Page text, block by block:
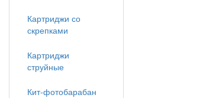
Картриджи со
скрепками
Картриджи
струйные
Кит-фотобарабан